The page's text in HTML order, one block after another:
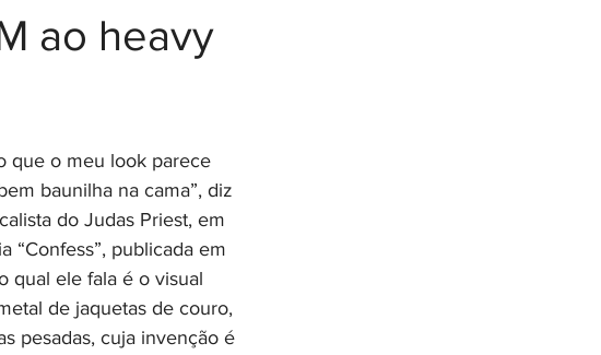
ao heavy
que o meu look parece
baunilha na cama”, diz
do Judas Priest, em
“Confess”, publicada em
qual ele fala é o visual
de jaquetas de couro,
pesadas, cuja invenção é